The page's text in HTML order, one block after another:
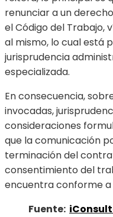
renunciar a un
el Código del Trabajo,
al mismo, lo cual está
jurisprudencia
especializada.
En consecuencia,
invocadas,
consideraciones
que la comunicación
terminación del
consentimiento del
encuentra conforme a
Fuente: